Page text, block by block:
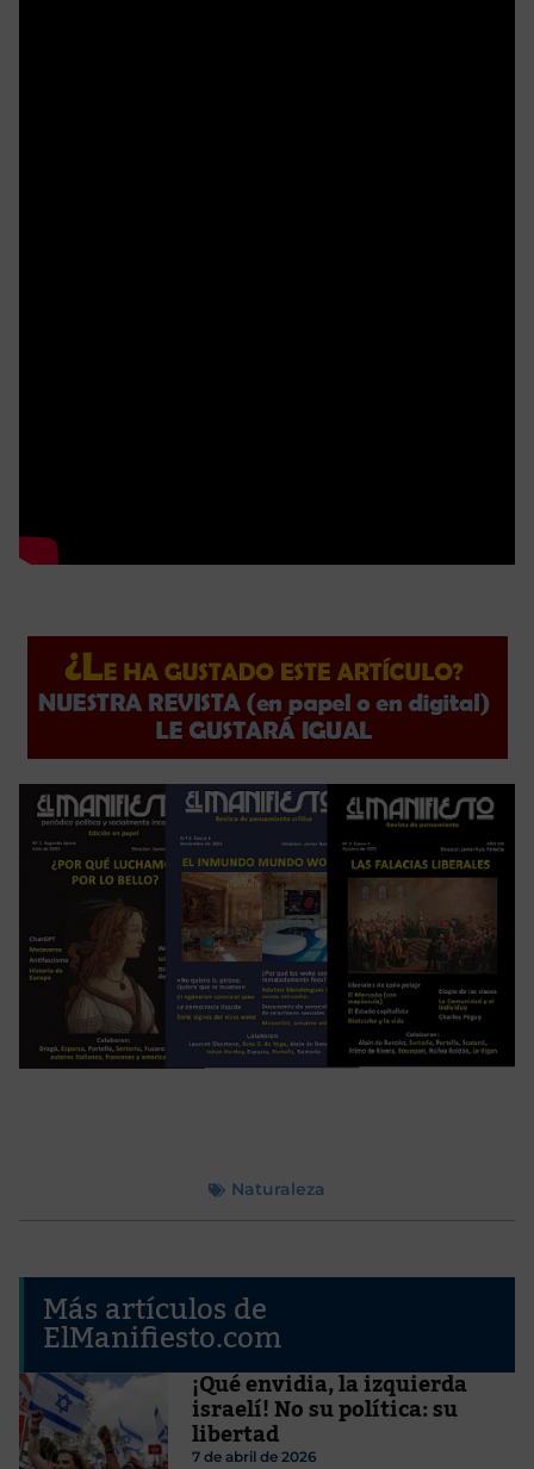
Naturaleza
Más artículos de
ElManifiesto.com
¡Qué envidia, la izquierda
israelí! No su política: su
libertad
7 de abril de 2026